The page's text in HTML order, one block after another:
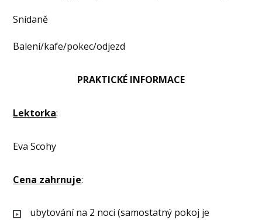
Snídaně
Balení/kafe/pokec/odjezd
PRAKTICKÉ INFORMACE
Lektorka:
Eva Scohy
Cena zahrnuje:
ubytování na 2 noci (samostatný pokoj je